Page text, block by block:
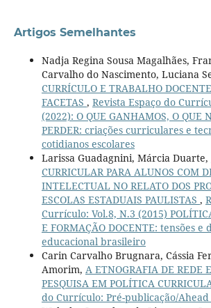
Artigos Semelhantes
Nadja Regina Sousa Magalhães,
Carvalho do Nascimento, Luciana
CURRÍCULO E TRABALHO
FACETAS , Revista Espaço do
(2022): O QUE GANHAMOS, O QUE
PERDER: criações curriculares e
cotidianos escolares
Larissa Guadagnini, Márcia Duarte,
CURRICULAR PARA ALUNOS COM
INTELECTUAL NO RELATO DOS
ESCOLAS ESTADUAIS PAULISTAS ,
Currículo: Vol.8, N.3 (2015)
E FORMAÇÃO DOCENTE: tensões
educacional brasileiro
Carin Carvalho Brugnara, Cássia
Amorim, A ETNOGRAFIA DE REDE
PESQUISA EM POLÍTICA
do Currículo: Pré-publicação/Ahead